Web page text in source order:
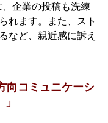
企業の投稿も洗練
れます。また、スト
など、親近感に訴え
向コミュニケーシ